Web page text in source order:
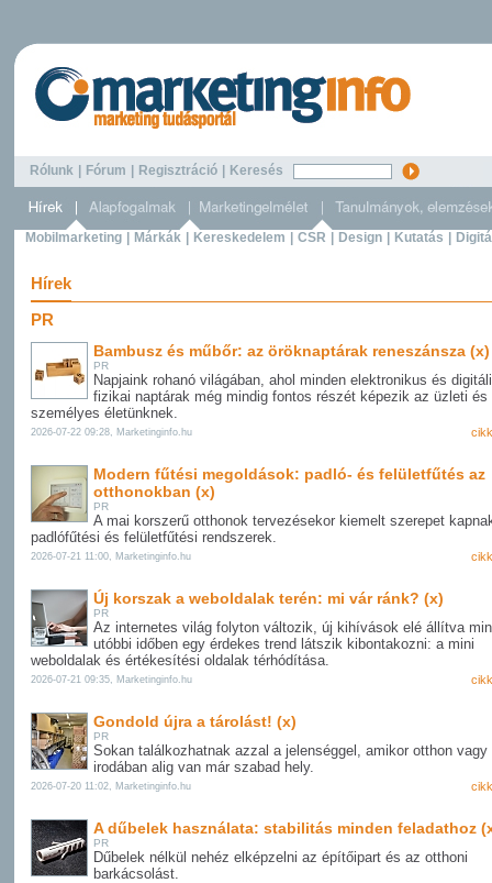
Rólunk Fórum Regisztráció Keresés
Mobilmarketing Márkák Kereskedelem CSR Design Kutatás
Hírek
PR
Bambusz és műbőr: az öröknaptárak reneszánsza (x)
PR
Napjaink rohanó világában, ahol minden elektronikus és
fizikai naptárak még mindig fontos részét képezik az üzleti és
személyes életünknek.
2026-07-22 09:28, Marketinginfo.hu
Modern fűtési megoldások: padló- és felületfűtés az
otthonokban (x)
PR
A mai korszerű otthonok tervezésekor kiemelt szerepet
padlófűtési és felületfűtési rendszerek.
2026-07-21 11:00, Marketinginfo.hu
Új korszak a weboldalak terén: mi vár ránk? (x)
PR
Az internetes világ folyton változik, új kihívások elé állítva
utóbbi időben egy érdekes trend látszik kibontakozni: a mini
weboldalak és értékesítési oldalak térhódítása.
2026-07-21 09:35, Marketinginfo.hu
Gondold újra a tárolást! (x)
PR
Sokan találkozhatnak azzal a jelenséggel, amikor otthon vagy
irodában alig van már szabad hely.
2026-07-20 11:02, Marketinginfo.hu
A dűbelek használata: stabilitás minden feladathoz
PR
Dűbelek nélkül nehéz elképzelni az építőipart és az otthoni
barkácsolást.